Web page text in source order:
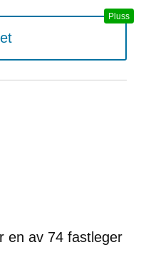
en av 74 fastleger